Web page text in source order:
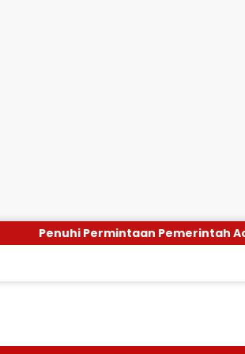
Permintaan Pemerintah Aceh,